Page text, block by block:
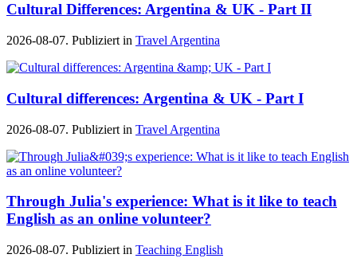
Cultural Differences: Argentina & UK - Part II
2026-08-07. Publiziert in Travel Argentina
Cultural differences: Argentina & UK - Part I
2026-08-07. Publiziert in Travel Argentina
Through Julia's experience: What is it like to teach
English as an online volunteer?
2026-08-07. Publiziert in Teaching English